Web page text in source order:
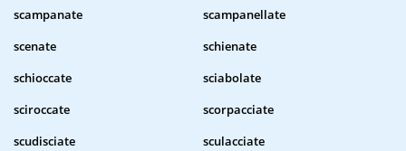
scampanate
scampanellate
scenate
schienate
schioccate
sciabolate
sciroccate
scorpacciate
scudisciate
sculacciate